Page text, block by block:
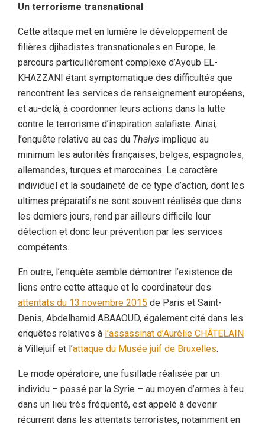
Un terrorisme transnational
Cette attaque met en lumière le développement de
filières djihadistes transnationales en Europe, le
parcours particulièrement complexe d’Ayoub EL-
KHAZZANI étant symptomatique des difficultés que
rencontrent les services de renseignement européens,
et au-delà, à coordonner leurs actions dans la lutte
contre le terrorisme d’inspiration salafiste. Ainsi,
l’enquête relative au cas du Thalys implique au
minimum les autorités françaises, belges, espagnoles,
allemandes, turques et marocaines. Le caractère
individuel et la soudaineté de ce type d’action, dont les
ultimes préparatifs ne sont souvent réalisés que dans
les derniers jours, rend par ailleurs difficile leur
détection et donc leur prévention par les services
compétents.
En outre, l’enquête semble démontrer l’existence de
liens entre cette attaque et le coordinateur des
attentats du 13 novembre 2015 de Paris et Saint-
Denis, Abdelhamid ABAAOUD, également cité dans les
enquêtes relatives à l’assassinat d’Aurélie CHÂTELAIN
à Villejuif et l’attaque du Musée juif de Bruxelles.
Le mode opératoire, une fusillade réalisée par un
individu – passé par la Syrie – au moyen d’armes à feu
dans un lieu très fréquenté, est appelé à devenir
récurrent dans les attentats terroristes, notamment en